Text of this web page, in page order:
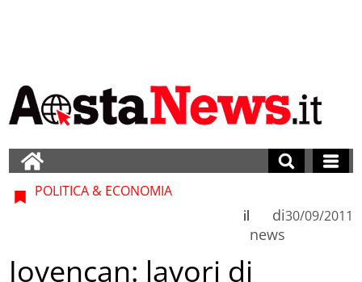
POLITICA & ECONOMIA
di
news
il 30/09/2011
Jovençan: lavori di